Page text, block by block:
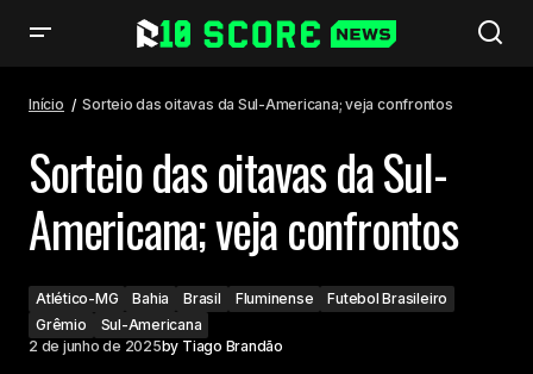
Início Sorteio das oitavas da Sul-Americana; veja confrontos
Sorteio das oitavas da Sul-
Americana; veja confrontos
Atlético-MG Bahia Brasil Fluminense
Futebol Brasileiro
Grêmio
Sul-Americana
2 de junho de 2025by Tiago Brandão